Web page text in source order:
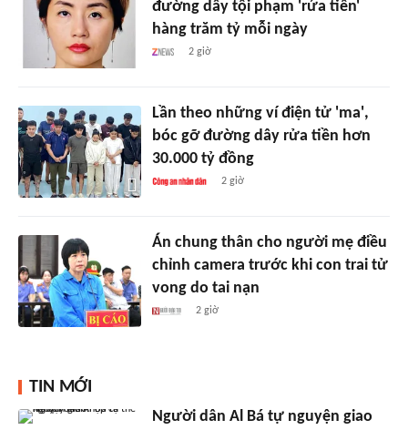
đường dây tội phạm 'rửa tiền'
hàng trăm tỷ mỗi ngày
2 giờ
Lần theo những ví điện tử 'ma',
bóc gỡ đường dây rửa tiền hơn
30.000 tỷ đồng
2 giờ
Án chung thân cho người mẹ điều
chỉnh camera trước khi con trai tử
vong do tai nạn
2 giờ
TIN MỚI
Người dân Al Bá tự nguyện giao